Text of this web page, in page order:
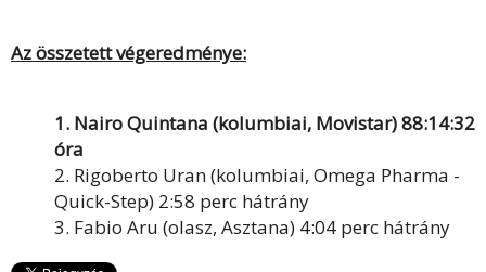
Az összetett végeredménye:
1. Nairo Quintana (kolumbiai, Movistar) 88:14:32
óra
2. Rigoberto Uran (kolumbiai, Omega Pharma -
Quick-Step) 2:58 perc hátrány
3. Fabio Aru (olasz, Asztana) 4:04 perc hátrány